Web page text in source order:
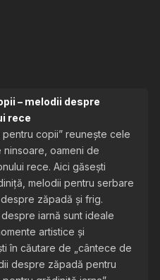
– melodii despre
rece
copii” reunește cele
oameni de
rece. Aici găsești
melodii pentru serbare
zăpadă și frig.
iarnă sunt ideale
artistice și
în căutare de „cântece de
despre zăpadă pentru